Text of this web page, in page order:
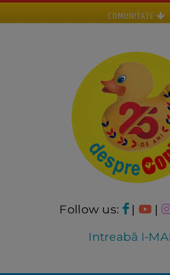
COMUNITATE
Follow us: | |
Intreabă I-